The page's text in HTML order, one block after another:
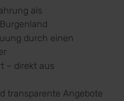
als
durch einen
– direkt aus
transparente Angebote